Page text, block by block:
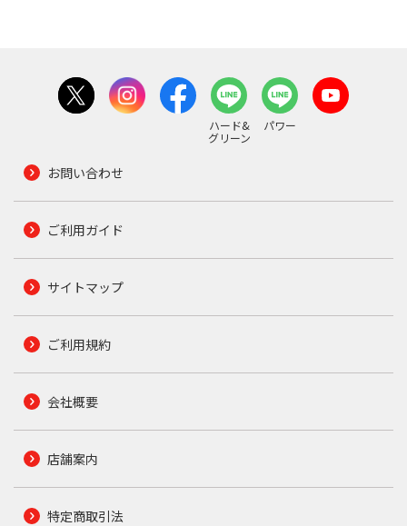
ハード&
グリーン
パワー
お問い合わせ
ご利用ガイド
サイトマップ
ご利用規約
会社概要
店舗案内
特定商取引法